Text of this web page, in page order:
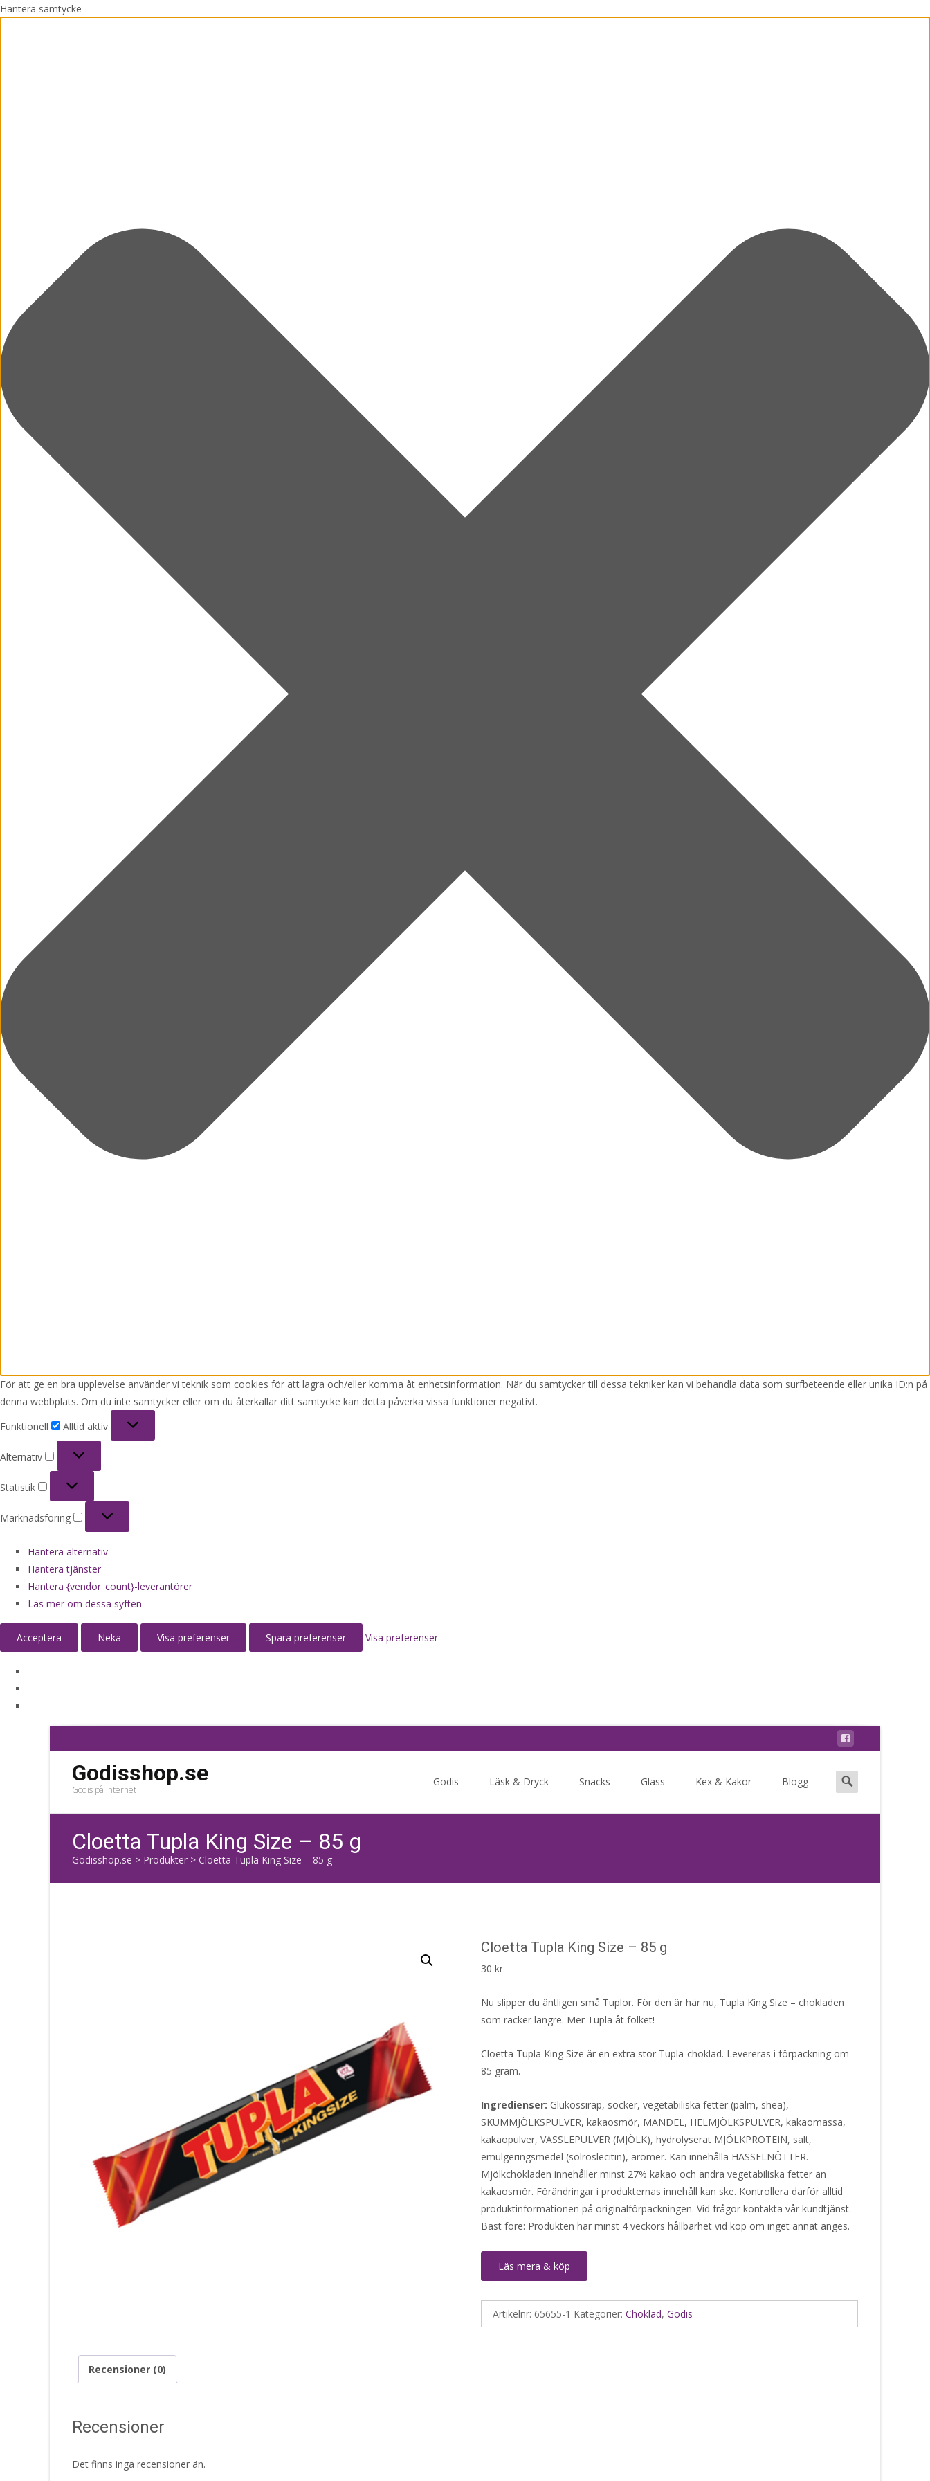
Hantera samtycke
För att ge en bra upplevelse använder vi teknik som cookies för att lagra och/eller komma åt enhetsinformation. När du samtycker till dessa tekniker kan vi behandla data som surfbeteende eller unika ID:n på
denna webbplats. Om du inte samtycker eller om du återkallar ditt samtycke kan detta påverka vissa funktioner negativt.
Funktionell
Alltid aktiv
Alternativ
Statistik
Marknadsföring
Hantera alternativ
Hantera tjänster
Hantera {vendor_count}-leverantörer
Läs mer om dessa syften
Acceptera Neka Visa preferenser Spara preferenser Visa preferenser
Godisshop.se
Godis på internet
Godis Läsk & Dryck Snacks Glass Kex & Kakor Blogg
Search
for:
Cloetta Tupla King Size – 85 g
Godisshop.se > Produkter > Cloetta Tupla King Size – 85 g
Cloetta Tupla King Size – 85 g
30 kr
Nu slipper du äntligen små Tuplor. För den är här nu, Tupla King Size – chokladen
som räcker längre. Mer Tupla åt folket!
Cloetta Tupla King Size är en extra stor Tupla-choklad. Levereras i förpackning om
85 gram.
Ingredienser: Glukossirap, socker, vegetabiliska fetter (palm, shea),
SKUMMJÖLKSPULVER, kakaosmör, MANDEL, HELMJÖLKSPULVER, kakaomassa,
kakaopulver, VASSLEPULVER (MJÖLK), hydrolyserat MJÖLKPROTEIN, salt,
emulgeringsmedel (solroslecitin), aromer. Kan innehålla HASSELNÖTTER.
Mjölkchokladen innehåller minst 27% kakao och andra vegetabiliska fetter än
kakaosmör. Förändringar i produkternas innehåll kan ske. Kontrollera därför alltid
produktinformationen på originalförpackningen. Vid frågor kontakta vår kundtjänst.
Bäst före: Produkten har minst 4 veckors hållbarhet vid köp om inget annat anges.
Läs mera & köp
Artikelnr: 65655-1 Kategorier: Choklad, Godis
Recensioner (0)
Recensioner
Det finns inga recensioner än.